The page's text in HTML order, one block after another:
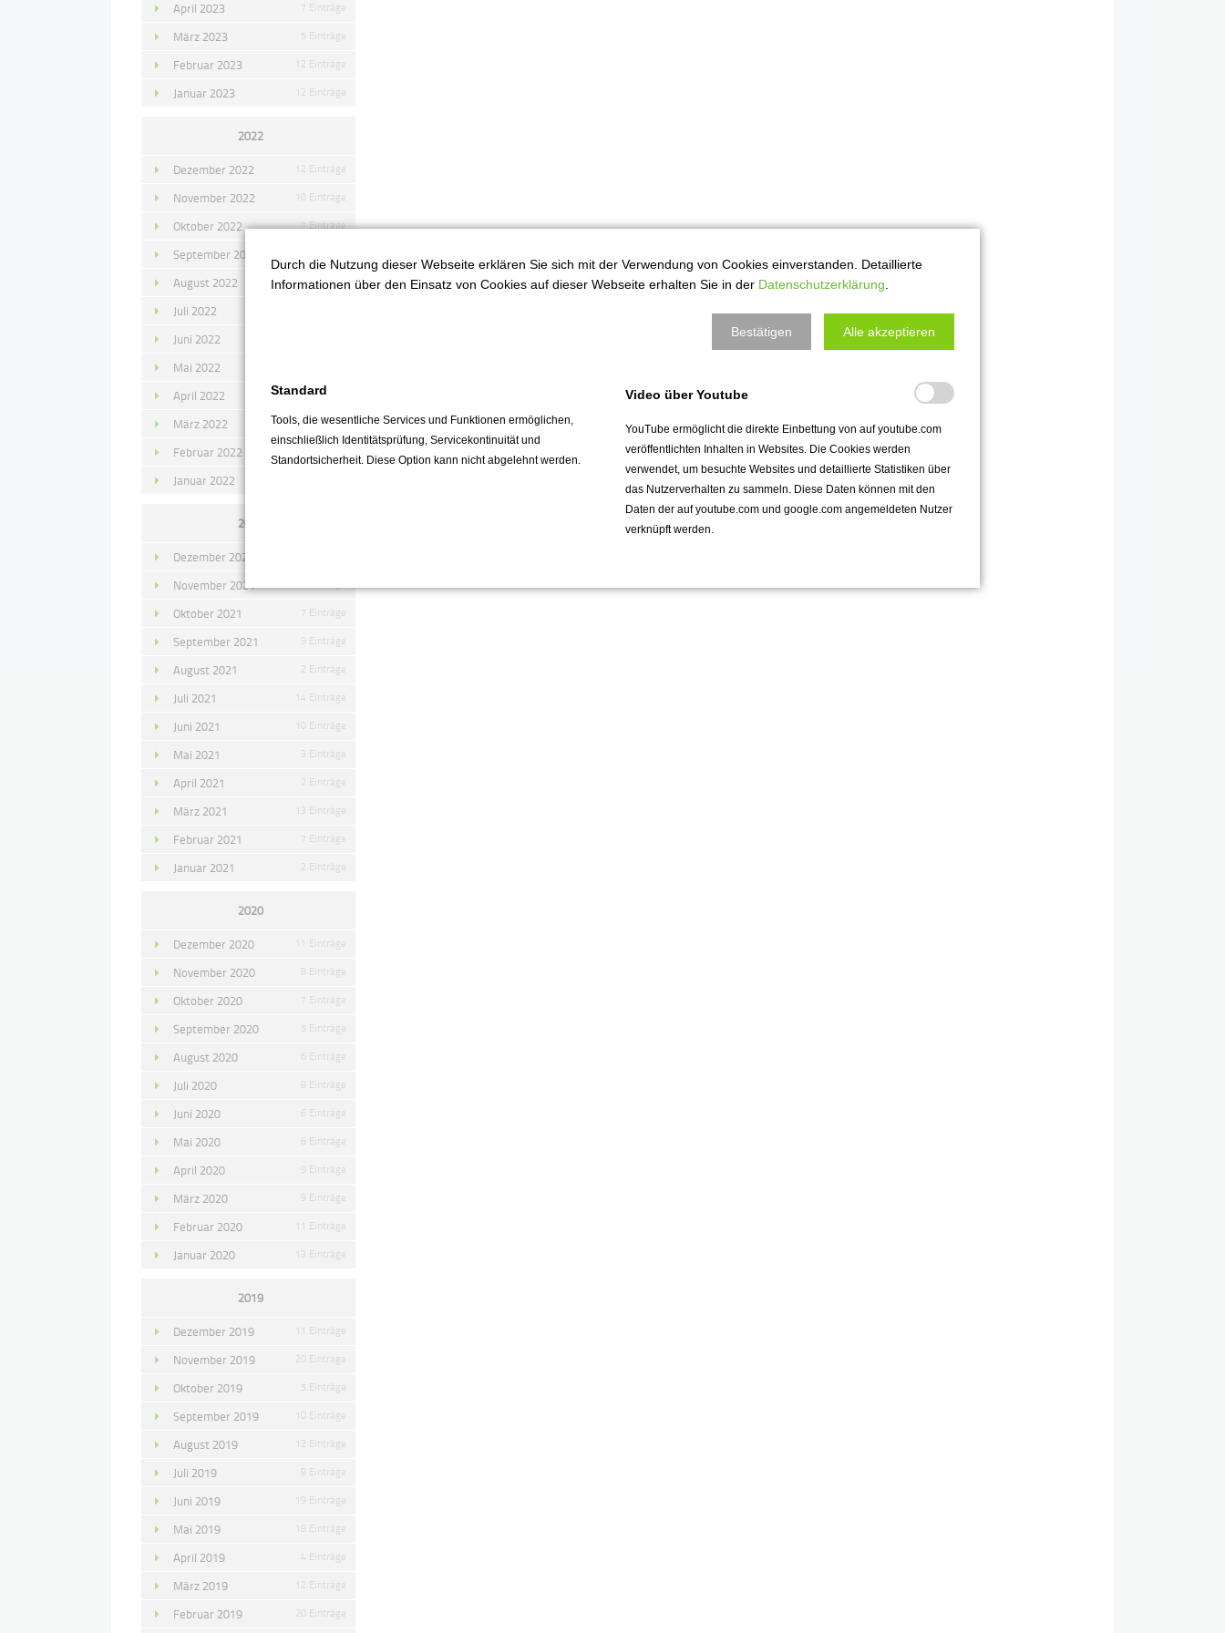
April 2023 7 Einträge
März 2023 5 Einträge
Februar 2023 12 Einträge
Januar 2023 12 Einträge
2022
Dezember 2022 12 Einträge
November 2022 10 Einträge
Oktober 2022 7 Einträge
September 2022
August 2022 4 Einträge
Juli 2022
Juni 2022
Mai 2022
April 2022 8 Einträge
März 2022 15 Einträge
Februar 2022
Januar 2022
2021
Dezember 2021
November 2021
Oktober 2021 7 Einträge
September 2021 9 Einträge
August 2021 2 Einträge
Juli 2021 14 Einträge
Juni 2021 10 Einträge
Mai 2021 3 Einträge
April 2021 2 Einträge
März 2021 13 Einträge
Februar 2021 7 Einträge
Januar 2021 2 Einträge
2020
Dezember 2020 11 Einträge
November 2020 8 Einträge
Oktober 2020 7 Einträge
September 2020 5 Einträge
August 2020 6 Einträge
Juli 2020 8 Einträge
Juni 2020 6 Einträge
Mai 2020 6 Einträge
April 2020 9 Einträge
März 2020 9 Einträge
Februar 2020 11 Einträge
Januar 2020 13 Einträge
2019
Dezember 2019 11 Einträge
November 2019 20 Einträge
Oktober 2019 5 Einträge
September 2019 10 Einträge
August 2019 12 Einträge
Juli 2019 8 Einträge
Juni 2019 19 Einträge
Mai 2019 18 Einträge
April 2019 4 Einträge
März 2019 12 Einträge
Februar 2019 20 Einträge
Durch die Nutzung dieser Webseite erklären Sie sich mit der Verwendung von Cookies einverstanden. Detaillierte
Informationen über den Einsatz von Cookies auf dieser Webseite erhalten Sie in der Datenschutzerklärung
Bestätigen Alle akzeptieren
Standard
Tools, die wesentliche Services und Funktionen ermöglichen,
einschließlich Identitätsprüfung, Servicekontinuität und
Standortsicherheit. Diese Option kann nicht abgelehnt werden.
Video über Youtube
YouTube ermöglicht die direkte Einbettung von auf youtube.com
veröffentlichten Inhalten in Websites. Die Cookies werden
verwendet, um besuchte Websites und detaillierte Statistiken über
das Nutzerverhalten zu sammeln. Diese Daten können mit den
Daten der auf youtube.com und google.com angemeldeten Nutzer
verknüpft werden.